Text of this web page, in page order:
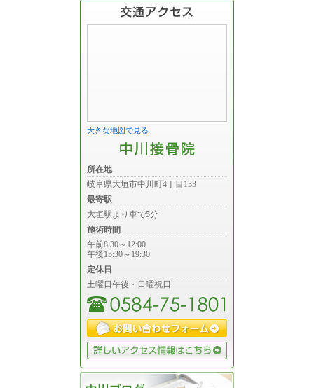
大きな地図で見る
所在地
岐阜県大垣市中川町4丁目133
最寄駅
大垣駅より車で5分
施術時間
午前8:30～12:00
午後15:30～19:30
定休日
土曜日午後・日曜祝日